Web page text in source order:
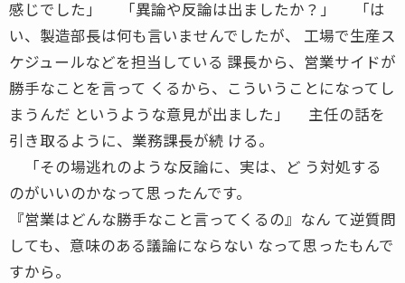
感じでした」 「異論や反論は出ましたか？」 「は
い、製造部長は何も言いませんでしたが、 工場で生産ス
ケジュールなどを担当している 課長から、営業サイドが
勝手なことを言って くるから、こういうことになってし
まうんだ というような意見が出ました」 主任の話を
引き取るように、業務課長が続 ける。
「その場逃れのような反論に、実は、ど う対処する
のがいいのかなって思ったんです。
『営業はどんな勝手なこと言ってくるの』なん て逆質問
しても、意味のある議論にならない なって思ったもんで
すから。